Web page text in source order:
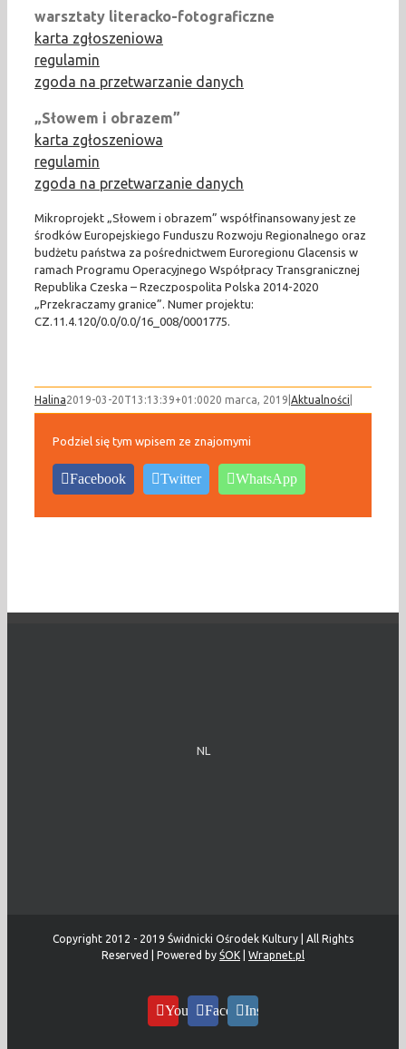
warsztaty literacko-fotograficzne
karta zgłoszeniowa
regulamin
zgoda na przetwarzanie danych
„Słowem i obrazem”
karta zgłoszeniowa
regulamin
zgoda na przetwarzanie danych
Mikroprojekt „Słowem i obrazem” współfinansowany jest ze
środków Europejskiego Funduszu Rozwoju Regionalnego oraz
budżetu państwa za pośrednictwem Euroregionu Glacensis w
ramach Programu Operacyjnego Współpracy Transgranicznej
Republika Czeska – Rzeczpospolita Polska 2014-2020
„Przekraczamy granice”. Numer projektu:
CZ.11.4.120/0.0/0.0/16_008/0001775.
Halina2019-03-20T13:13:39+01:0020 marca, 2019 Aktualności
Podziel się tym wpisem ze znajomymi
Facebook Twitter WhatsApp
NL
Copyright 2012 - 2019 Świdnicki Ośrodek Kultury | All Rights
Reserved | Powered by ŚOK Wrapnet.pl
YouTubeFacebookInstagram